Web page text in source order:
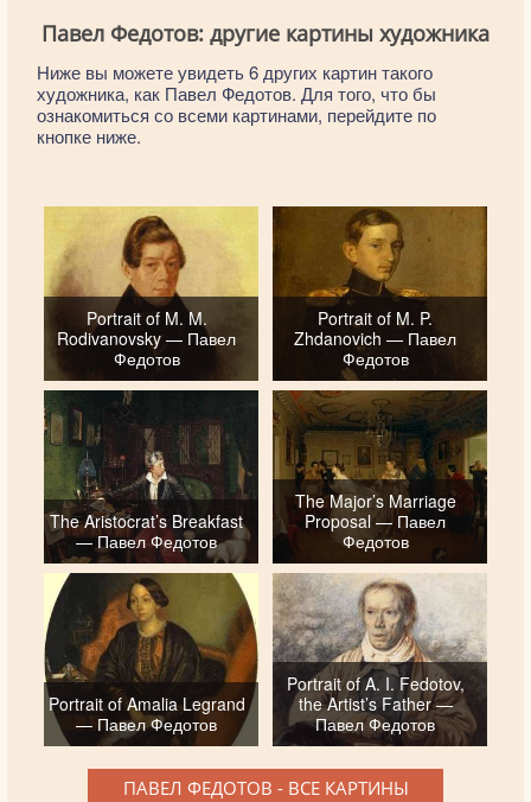
Павел Федотов: другие картины художника
Ниже вы можете увидеть 6 других картин такого
художника, как Павел Федотов. Для того, что бы
ознакомиться со всеми картинами, перейдите по
кнопке ниже.
Portrait of M. M.
Rodivanovsky — Павел
Федотов
Portrait of M. P.
Zhdanovich — Павел
Федотов
The Aristocrat’s Breakfast
— Павел Федотов
The Major’s Marriage
Proposal — Павел
Федотов
Portrait of Amalia Legrand
— Павел Федотов
Portrait of A. I. Fedotov,
the Artist’s Father —
Павел Федотов
ПАВЕЛ ФЕДОТОВ - ВСЕ КАРТИНЫ